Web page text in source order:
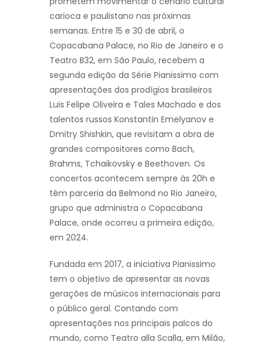
carioca e paulistano nas próximas
semanas. Entre 15 e 30 de abril, o
Copacabana Palace, no Rio de Janeiro e o
Teatro B32, em São Paulo, recebem a
segunda edição da Série Pianissimo com
apresentações dos prodígios brasileiros
Luis Felipe Oliveira e Tales Machado e dos
talentos russos Konstantin Emelyanov e
Dmitry Shishkin, que revisitam a obra de
grandes compositores como Bach,
Brahms, Tchaikovsky e Beethoven. Os
concertos acontecem sempre às 20h e
têm parceria da Belmond no Rio Janeiro,
grupo que administra o Copacabana
Palace, onde ocorreu a primeira edição,
em 2024.
Fundada em 2017, a iniciativa Pianissimo
tem o objetivo de apresentar as novas
gerações de músicos internacionais para
o público geral. Contando com
apresentações nos principais palcos do
mundo, como Teatro alla Scalla, em Milão,